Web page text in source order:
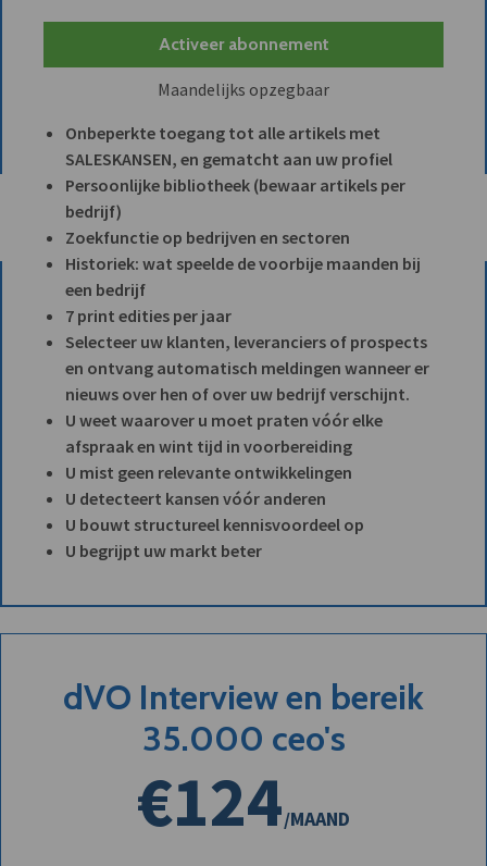
Activeer abonnement
Maandelijks opzegbaar
Onbeperkte toegang tot alle artikels met
SALESKANSEN, en gematcht aan uw profiel
Persoonlijke bibliotheek (bewaar artikels per
bedrijf)
Zoekfunctie op bedrijven en sectoren
Historiek: wat speelde de voorbije maanden bij
een bedrijf
7 print edities per jaar
Selecteer uw klanten, leveranciers of prospects
en ontvang automatisch meldingen wanneer er
nieuws over hen of over uw bedrijf verschijnt.
U weet waarover u moet praten vóór elke
afspraak en wint tijd in voorbereiding
U mist geen relevante ontwikkelingen
U detecteert kansen vóór anderen
U bouwt structureel kennisvoordeel op
U begrijpt uw markt beter
dVO Interview en bereik
35.000 ceo's
€124/MAAND